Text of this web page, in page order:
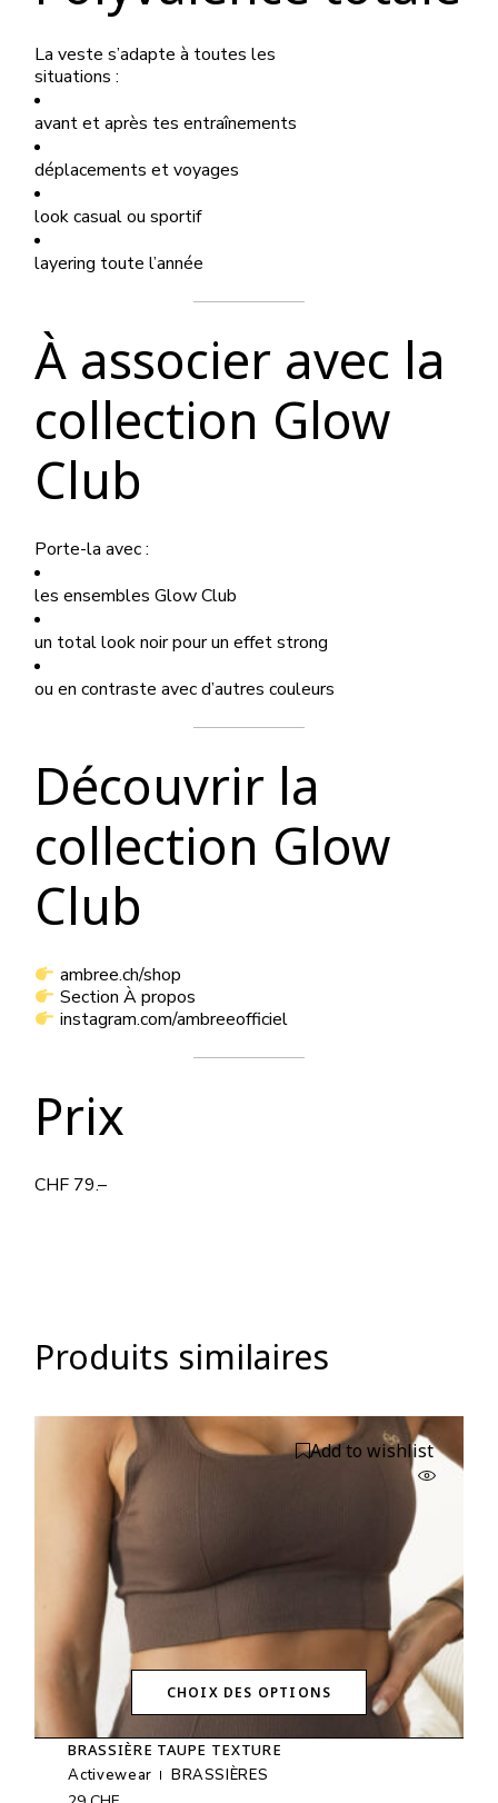
La veste s’adapte à toutes les
situations :
avant et après tes entraînements
déplacements et voyages
look casual ou sportif
layering toute l’année
À associer avec la
collection Glow
Club
Porte-la avec :
les ensembles Glow Club
un total look noir pour un effet strong
ou en contraste avec d’autres couleurs
Découvrir la
collection Glow
Club
ambree.ch/shop
Section À propos
instagram.com/ambreeofficiel
Prix
CHF 79.–
Produits similaires
CHOIX DES OPTIONS
Ce
produit
a
plusieurs
Add to wishlist
BRASSIÈRE TAUPE TEXTURE
Activewear
BRASSIÈRES